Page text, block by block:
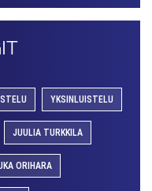
YKSINLUISTELU
JUULIA TURKKILA
ORIHARA